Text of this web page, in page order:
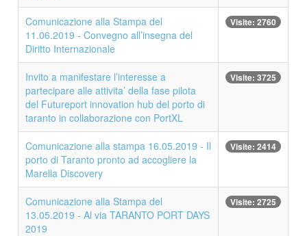
Comunicazione alla Stampa del
11.06.2019 - Convegno all’insegna del
Diritto Internazionale
Visite: 2760
Invito a manifestare l’interesse a
partecipare alle attivita’ della fase pilota
del Futureport innovation hub del porto di
taranto in collaborazione con PortXL
Visite: 3725
Comunicazione alla stampa 16.05.2019 - Il
porto di Taranto pronto ad accogliere la
Marella Discovery
Visite: 2414
Comunicazione alla Stampa del
13.05.2019 - Al via TARANTO PORT DAYS
2019
Visite: 2725